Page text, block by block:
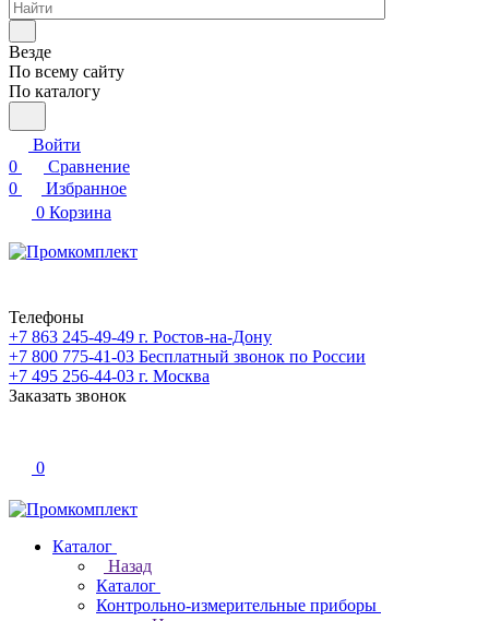
Везде
По всему сайту
По каталогу
Войти
0
Сравнение
0
Избранное
0 Корзина
Телефоны
+7 863 245-49-49 г. Ростов-на-Дону
+7 800 775-41-03 Бесплатный звонок по России
+7 495 256-44-03 г. Москва
Заказать звонок
0
Каталог
Назад
Каталог
Контрольно-измерительные приборы